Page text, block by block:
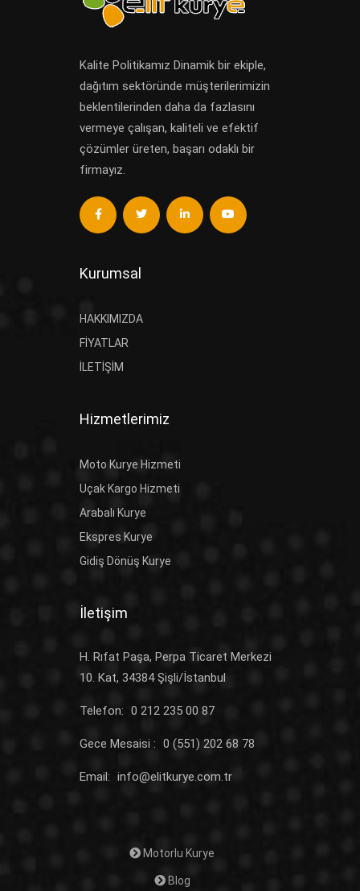
Kalite Politikamız Dinamik bir ekiple,
dağıtım sektöründe müşterilerimizin
beklentilerinden daha da fazlasını
vermeye çalışan, kaliteli ve efektif
çözümler üreten, başarı odaklı bir
firmayız.
Kurumsal
HAKKIMIZDA
FIYATLAR
İLETIŞIM
Hizmetlerimiz
Moto Kurye Hizmeti
Uçak Kargo Hizmeti
Arabalı Kurye
Ekspres Kurye
Gidiş Dönüş Kurye
İletişim
H. Rıfat Paşa, Perpa Ticaret Merkezi
10. Kat, 34384 Şişli/İstanbul
Telefon: 0 212 235 00 87
Gece Mesaisi : 0 (551) 202 68 78
Email: info@elitkurye.com.tr
Motorlu Kurye
Blog